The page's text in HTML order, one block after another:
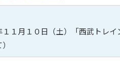
１月１０日（土）「西武トレイ